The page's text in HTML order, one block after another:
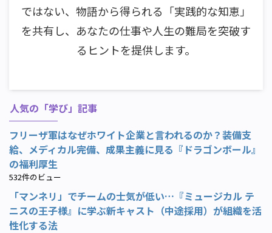
ではない、物語から得られる「実践的な知恵」
を共有し、あなたの仕事や人生の難局を突破す
るヒントを提供します。
人気の「学び」記事
フリーザ軍はなぜホワイト企業と言われるのか？装備支
給、メディカル完備、成果主義に見る『ドラゴンボール』
の福利厚生
532件のビュー
「マンネリ」でチームの士気が低い…『ミュージカル テ
ニスの王子様』に学ぶ新キャスト（中途採用）が組織を活
性化する法